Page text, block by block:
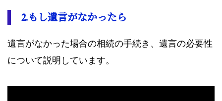
2.もし遺言がなかったら
遺言がなかった場合の相続の手続き、遺言の必要性
について説明しています。